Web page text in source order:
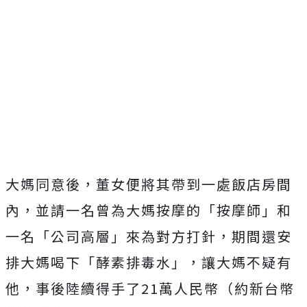
大媽同意後，董女便將其帶到一處飯店房間
內，並請一名曾為大媽按摩的「按摩師」和
一名「公司高層」來為對方打針，期間還安
排大媽喝下「酵素排毒水」，讓大媽不疑有
他，事後陸續得手了21萬人民幣（約新台幣